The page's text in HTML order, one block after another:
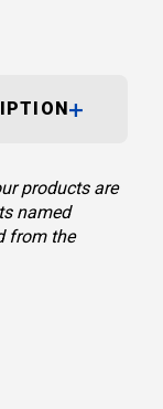
products are
named
from the